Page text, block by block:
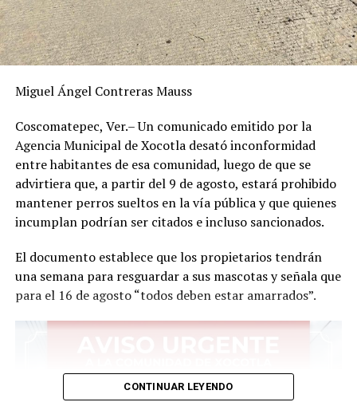
Miguel Ángel Contreras Mauss
Coscomatepec, Ver.– Un comunicado emitido por la
Agencia Municipal de Xocotla desató inconformidad
entre habitantes de esa comunidad, luego de que se
advirtiera que, a partir del 9 de agosto, estará prohibido
mantener perros sueltos en la vía pública y que quienes
incumplan podrían ser citados e incluso sancionados.
El documento establece que los propietarios tendrán
una semana para resguardar a sus mascotas y señala que
para el 16 de agosto “todos deben estar amarrados”.
CONTINUAR LEYENDO